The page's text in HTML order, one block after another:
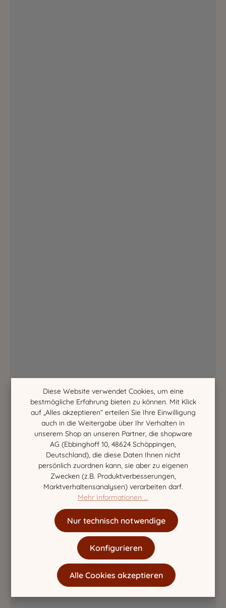
Diese Website verwendet Cookies, um eine
bestmögliche Erfahrung bieten zu können. Mit Klick
auf „Alles akzeptieren“ erteilen Sie Ihre Einwilligung
auch in die Weitergabe über Ihr Verhalten in
unserem Shop an unseren Partner, die shopware
AG (Ebbinghoff 10, 48624 Schöppingen,
Deutschland), die diese Daten Ihnen nicht
persönlich zuordnen kann, sie aber zu eigenen
Zwecken (z.B. Produktverbesserungen,
Marktverhaltensanalysen) verarbeiten darf.
Mehr Informationen ...
Nur technisch notwendige
Konfigurieren
Alle Cookies akzeptieren